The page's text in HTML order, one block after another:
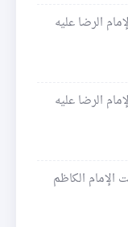
الرضا عليه
الرضا عليه
الكاظم